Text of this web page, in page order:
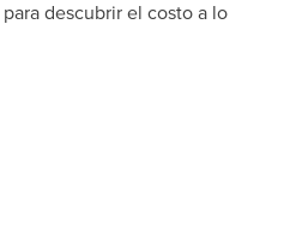
descubrir el costo a lo